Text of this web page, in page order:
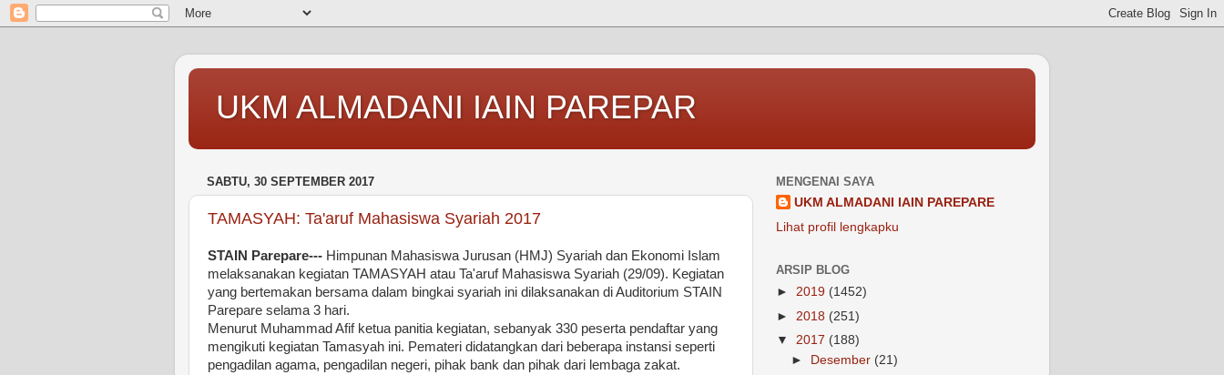
UKM ALMADANI IAIN PAREPAR
SABTU, 30 SEPTEMBER 2017
TAMASYAH: Ta'aruf Mahasiswa Syariah 2017
STAIN Parepare--- Himpunan Mahasiswa Jurusan (HMJ) Syariah dan Ekonomi Islam
melaksanakan kegiatan TAMASYAH atau Ta'aruf Mahasiswa Syariah (29/09). Kegiatan
yang bertemakan bersama dalam bingkai syariah ini dilaksanakan di Auditorium STAIN
Parepare selama 3 hari.
Menurut Muhammad Afif ketua panitia kegiatan, sebanyak 330 peserta pendaftar yang
mengikuti kegiatan Tamasyah ini. Pemateri didatangkan dari beberapa instansi seperti
pengadilan agama, pengadilan negeri, pihak bank dan pihak dari lembaga zakat.
MENGENAI SAYA
UKM ALMADANI IAIN PAREPARE
Lihat profil lengkapku
ARSIP BLOG
► 2019 (1452)
► 2018 (251)
▼ 2017 (188)
►
Desember (21)